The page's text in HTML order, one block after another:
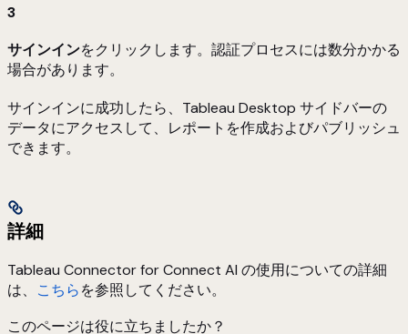
3
サインインをクリックします。認証プロセスには数分かかる
場合があります。
サインインに成功したら、Tableau Desktop サイドバーの
データにアクセスして、レポートを作成およびパブリッシュ
できます。
詳細
Tableau Connector for Connect AI の使用についての詳細
は、 こちらを参照してください。
このページは役に立ちましたか？